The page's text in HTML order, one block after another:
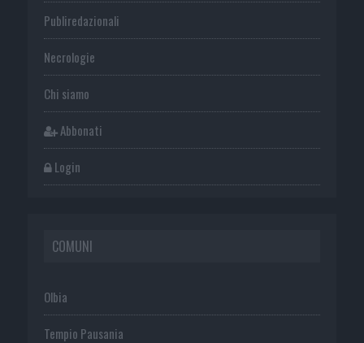
Publiredazionali
Necrologie
Chi siamo
Abbonati
Login
COMUNI
Olbia
Tempio Pausania